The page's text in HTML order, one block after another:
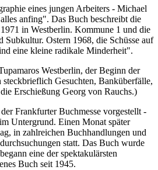
eines jungen Arbeiters - Michael
anfing". Das Buch beschreibt die
in Westberlin. Kommune 1 und die
Ostern 1968, die Schüsse auf
eine kleine radikale Minderheit".
Westberlin, der Beginn der
steckbrieflich Gesuchten, Banküberfälle,
Erschießung Georg von Rauchs.)
Frankfurter Buchmesse vorgestellt -
Untergrund. Einen Monat später
in zahlreichen Buchhandlungen und
statt. Das Buch wurde
eine der spektakulärsten
Buch seit 1945.